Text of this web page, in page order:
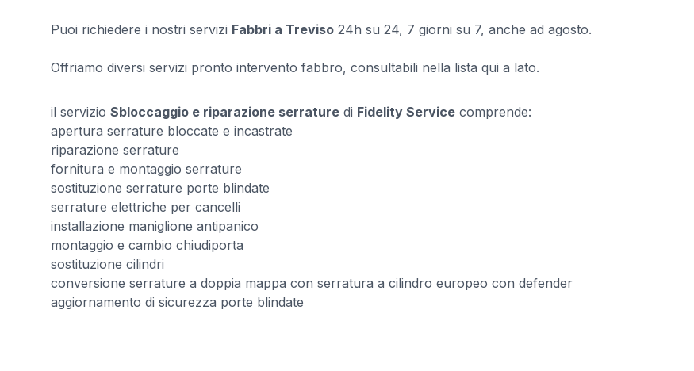
Puoi richiedere i nostri servizi Fabbri a Treviso 24h su 24, 7 giorni su 7, anche ad agosto.
Offriamo diversi servizi pronto intervento fabbro, consultabili nella lista qui a lato.
il servizio Sbloccaggio e riparazione serrature di Fidelity Service comprende:
apertura serrature bloccate e incastrate
riparazione serrature
fornitura e montaggio serrature
sostituzione serrature porte blindate
serrature elettriche per cancelli
installazione maniglione antipanico
montaggio e cambio chiudiporta
sostituzione cilindri
conversione serrature a doppia mappa con serratura a cilindro europeo con defender
aggiornamento di sicurezza porte blindate